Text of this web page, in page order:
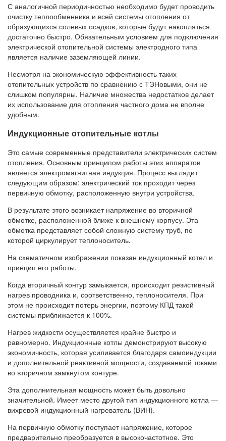
С аналогичной периодичностью необходимо будет проводить
очистку теплообменника и всей системы отопления от
образующихся солевых осадков, которые будут накопляться
достаточно быстро. Обязательным условием для подключения
электрической отопительной системы электродного типа
является наличие заземляющей линии.
Несмотря на экономическую эффективность таких
отопительных устройств по сравнению с ТЭНовыми, они не
слишком популярны. Наличие множества недостатков делает
их использование для отопления частного дома не вполне
удобным.
Индукционные отопительные котлы
Это самые современные представители электрических систем
отопления. Основным принципом работы этих аппаратов
является электромагнитная индукция. Процесс выглядит
следующим образом: электрический ток проходит через
первичную обмотку, расположенную внутри устройства.
В результате этого возникает напряжение во вторичной
обмотке, расположенной ближе к внешнему корпусу. Эта
обмотка представляет собой сложную систему труб, по
которой циркулирует теплоноситель.
На схематичном изображении показан индукционный котел и
принцип его работы.
Когда вторичный контур замыкается, происходит резистивный
нагрев проводника и, соответственно, теплоносителя. При
этом не происходит потерь энергии, поэтому КПД такой
системы приближается к 100%.
Нагрев жидкости осуществляется крайне быстро и
равномерно. Индукционные котлы демонстрируют высокую
экономичность, которая усиливается благодаря самоиндукции
и дополнительной реактивной мощности, создаваемой токами
во вторичном замкнутом контуре.
Эта дополнительная мощность может быть довольно
значительной. Имеет место другой тип индукционного котла —
вихревой индукционный нагреватель (ВИН).
На первичную обмотку поступает напряжение, которое
предварительно преобразуется в высокочастотное. Это